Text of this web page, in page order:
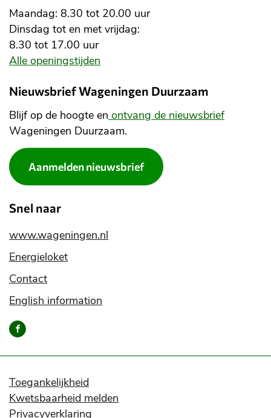
Maandag: 8.30 tot 20.00 uur
Dinsdag tot en met vrijdag:
8.30 tot 17.00 uur
Alle openingstijden
Nieuwsbrief Wageningen Duurzaam
Blijf op de hoogte en ontvang de nieuwsbrief
Wageningen Duurzaam.
Aanmelden nieuwsbrief
Snel naar
www.wageningen.nl
Energieloket
Contact
English information
Bereik
ons
social
media
kanalen
Toegankelijkheid
Kwetsbaarheid melden
Privacyverklaring